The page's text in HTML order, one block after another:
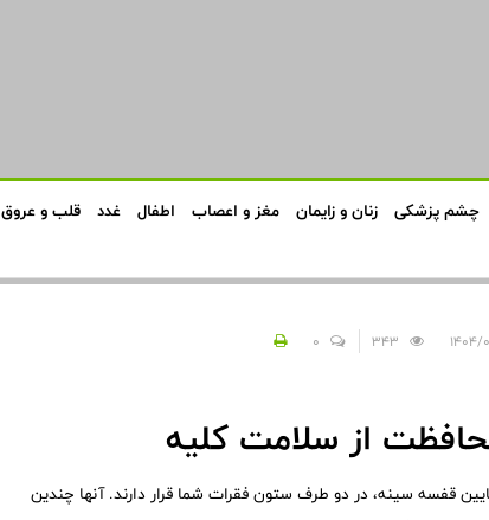
چشم پزشکی زنان و زایمان مغز و اعصاب اطفال غدد قلب و عروق
0
قفسه سینه، در دو طرف ستون فقرات شما قرار دارند. آنها چندین